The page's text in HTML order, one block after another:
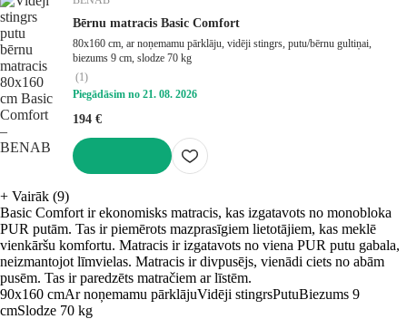
Bērnu matracis Basic Comfort
80x160 cm, ar noņemamu pārklāju, vidēji stingrs, putu/bērnu gultiņai,
biezums 9 cm, slodze 70 kg
(1)
Piegādāsim no 21. 08. 2026
194 €
+ Vairāk (9)
Basic Comfort ir ekonomisks matracis, kas izgatavots no monobloka
PUR putām. Tas ir piemērots mazprasīgiem lietotājiem, kas meklē
vienkāršu komfortu. Matracis ir izgatavots no viena PUR putu gabala,
neizmantojot līmvielas. Matracis ir divpusējs, vienādi ciets no abām
pusēm. Tas ir paredzēts matračiem ar līstēm.
90x160 cmAr noņemamu pārklājuVidēji stingrsPutuBiezums 9
cmSlodze 70 kg